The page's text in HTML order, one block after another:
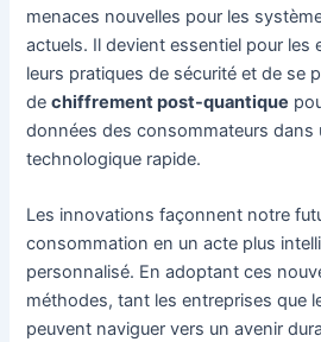
menaces nouvelles pour les
actuels. Il devient essentiel pour les
leurs pratiques de sécurité et de se
dechiffrement post-quantique
données des consommateurs dans
technologique rapide.
Les innovations façonnent notre
consommation en un acte plus
personnalisé. En adoptant ces
méthodes, tant les entreprises que
peuvent naviguer vers un avenir